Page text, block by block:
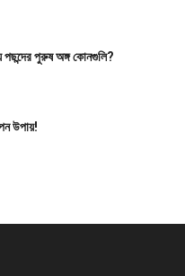
পছন্দের পুরুষ অঙ্গ কোনগুলি?
উপায়!